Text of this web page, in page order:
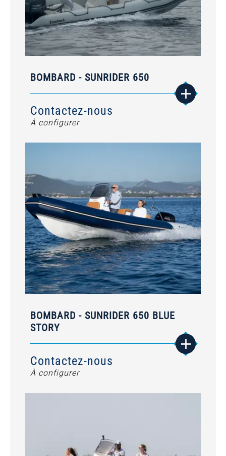
BOMBARD - SUNRIDER 650
Contactez-nous
À configurer
BOMBARD - SUNRIDER 650 BLUE
STORY
Contactez-nous
À configurer